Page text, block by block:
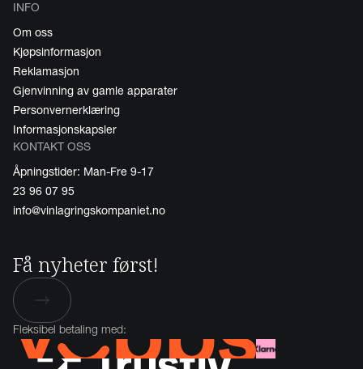
INFO
Om oss
Kjøpsinformasjon
Reklamasjon
Gjenvinning av gamle apparater
Personvernerklæring
Informasjonskapsler
KONTAKT OSS
Åpningstider: Man-Fre 9-17
23 96 07 95
info@vinlagringskompaniet.no
Få nyheter først!
Fleksibel betaling med: